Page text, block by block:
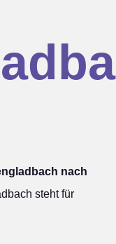
nach
steht für